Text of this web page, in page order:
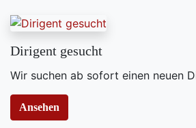
Dirigent gesucht
Wir suchen ab sofort einen neuen
Ansehen